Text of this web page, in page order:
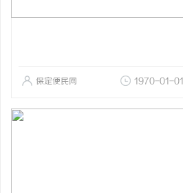
保定便民网 1970-01-01